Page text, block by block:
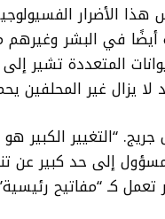
الأضرار
أيضًا في البشر
المتعددة تشير إلى
يزال غير المحلفين
إلى حد كبير عن
كـ “مفاتيح